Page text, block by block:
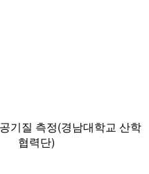
기질 측정(경남대학교 산학
협력단)